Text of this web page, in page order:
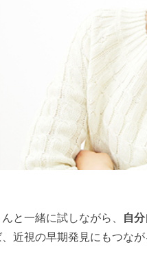
と一緒に試しながら、 自
、近視の早期発見にもつな